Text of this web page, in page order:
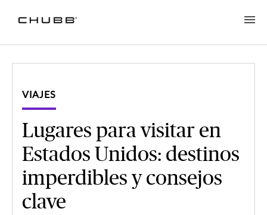
VIAJES
Lugares para visitar en
Estados Unidos: destinos
imperdibles y consejos
clave